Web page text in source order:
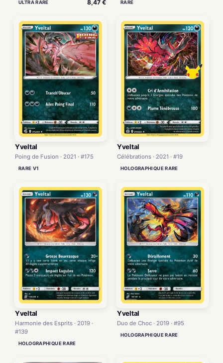
ULTRA RARE 8,47 € RARE
Yveltal
Poing de Fusion · 2021 · #175
RARE V1
Yveltal
Célébrations · 2021 · #19
HOLOGRAPHIQUE RARE
Yveltal
Harmonie des Esprits · 2019 ·
#139
HOLOGRAPHIQUE RARE
Yveltal
Duo de Choc · 2019 · #95
HOLOGRAPHIQUE RARE